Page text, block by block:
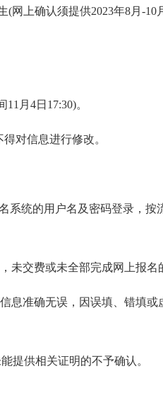
网上确认须提供2023年8月-10
月4日17:30)。
对信息进行修改。
系统的用户名及密码登录，按
未交费或未全部完成网上报名
息准确无误，因误填、错填或
提供相关证明的不予确认。